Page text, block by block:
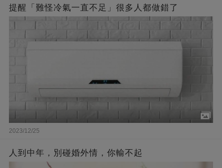
提醒「難怪冷氣一直不足」很多人都做錯了
2023/12/25
人到中年，別碰婚外情，你輸不起